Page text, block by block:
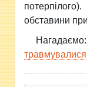
обставини